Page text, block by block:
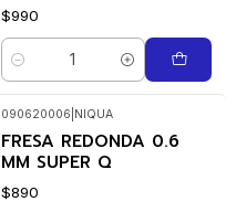
$990
Cantidad
090620006 NIQUA
FRESA REDONDA 0.6
MM SUPER Q
$890